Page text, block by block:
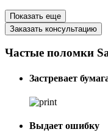
Показать еще
Заказать консультацию
Частые поломки
Застревает
Выдает ошибку